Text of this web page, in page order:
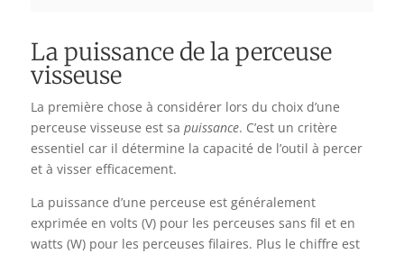
La puissance de la perceuse
visseuse
La première chose à considérer lors du choix d’une
perceuse visseuse est sa puissance. C’est un critère
essentiel car il détermine la capacité de l’outil à percer
et à visser efficacement.
La puissance d’une perceuse est généralement
exprimée en volts (V) pour les perceuses sans fil et en
watts (W) pour les perceuses filaires. Plus le chiffre est